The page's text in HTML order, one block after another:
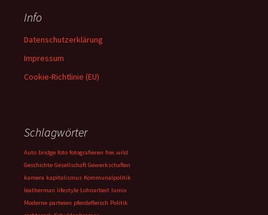
Info
Datenschutzerklärung
Impressum
Cookie-Richtlinie (EU)
Schlagwörter
Auto bridge foto fotografieren frei.wild
Geschichte Gesellschaft Gewerkschaften
kamera kapitalismus Kommunalpolitik
leatherman lifestyle Lohnarbeit lumix
Moderne parteien pferdefleisch Politik